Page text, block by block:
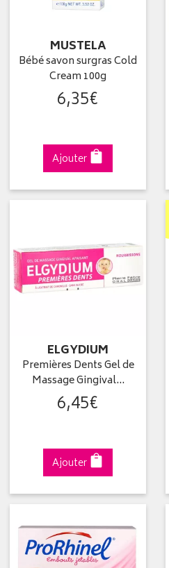
MUSTELA
Bébé savon surgras Cold
Cream 100g
6,35€
Ajouter
ELGYDIUM
Premières Dents Gel de
Massage Gingival…
6,45€
Ajouter